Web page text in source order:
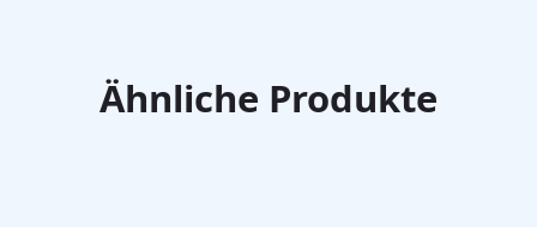
Ähnliche Produkte